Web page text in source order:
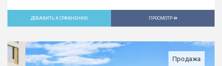
ДОБАВИТЬ К СРАВНЕНИЮ ПРОСМОТР
Продажа